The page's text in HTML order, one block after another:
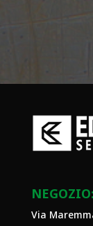
NEGOZIO:
Via